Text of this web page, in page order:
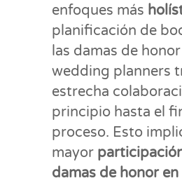
enfoques más
planificación de
las damas de
wedding planners
estrecha
principio hasta el
proceso. Esto
mayor
damas de honor